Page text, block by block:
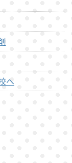
へ